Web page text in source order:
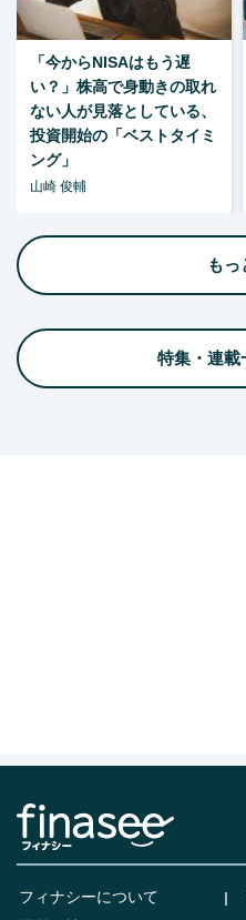
「今からNISAはもう遅
い？」株高で身動きの取れ
ない人が見落としている、
投資開始の「ベストタイミ
ング」
山崎 俊輔
もっ
特集・連載
フィナシーについて